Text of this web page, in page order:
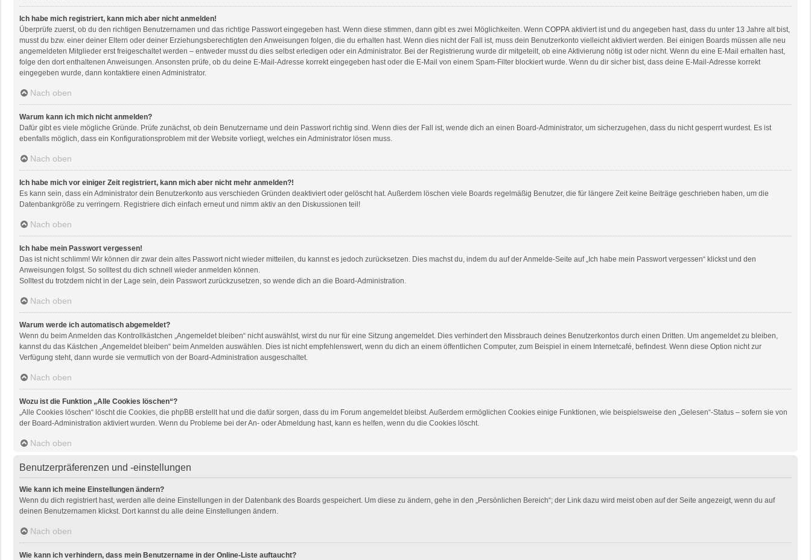
Ich habe mich registriert, kann mich aber nicht anmelden!
Überprüfe zuerst, ob du den richtigen Benutzernamen und das richtige Passwort eingegeben hast. Wenn diese stimmen, dann gibt es zwei Möglichkeiten. Wenn COPPA aktiviert ist und du angegeben hast, dass du unter 13 Jahre alt bist,
musst du bzw. einer deiner Eltern oder deiner Erziehungsberechtigten den Anweisungen folgen, die du erhalten hast. Wenn dies nicht der Fall ist, muss dein Benutzerkonto vielleicht aktiviert werden. Bei einigen Boards müssen alle neu
angemeldeten Mitglieder erst freigeschaltet werden – entweder musst du dies selbst erledigen oder ein Administrator. Bei der Registrierung wurde dir mitgeteilt, ob eine Aktivierung nötig ist oder nicht. Wenn du eine E-Mail erhalten hast,
folge den dort enthaltenen Anweisungen. Ansonsten prüfe, ob du deine E-Mail-Adresse korrekt eingegeben hast oder die E-Mail von einem Spam-Filter blockiert wurde. Wenn du dir sicher bist, dass deine E-Mail-Adresse korrekt
eingegeben wurde, dann kontaktiere einen Administrator.
Nach oben
Warum kann ich mich nicht anmelden?
Dafür gibt es viele mögliche Gründe. Prüfe zunächst, ob dein Benutzername und dein Passwort richtig sind. Wenn dies der Fall ist, wende dich an einen Board-Administrator, um sicherzugehen, dass du nicht gesperrt wurdest. Es ist
ebenfalls möglich, dass ein Konfigurationsproblem mit der Website vorliegt, welches ein Administrator lösen muss.
Nach oben
Ich habe mich vor einiger Zeit registriert, kann mich aber nicht mehr anmelden?!
Es kann sein, dass ein Administrator dein Benutzerkonto aus verschieden Gründen deaktiviert oder gelöscht hat. Außerdem löschen viele Boards regelmäßig Benutzer, die für längere Zeit keine Beiträge geschrieben haben, um die
Datenbankgröße zu verringern. Registriere dich einfach erneut und nimm aktiv an den Diskussionen teil!
Nach oben
Ich habe mein Passwort vergessen!
Das ist nicht schlimm! Wir können dir zwar dein altes Passwort nicht wieder mitteilen, du kannst es jedoch zurücksetzen. Dies machst du, indem du auf der Anmelde-Seite auf „Ich habe mein Passwort vergessen“ klickst und den
Anweisungen folgst. So solltest du dich schnell wieder anmelden können.
Solltest du trotzdem nicht in der Lage sein, dein Passwort zurückzusetzen, so wende dich an die Board-Administration.
Nach oben
Warum werde ich automatisch abgemeldet?
Wenn du beim Anmelden das Kontrollkästchen „Angemeldet bleiben“ nicht auswählst, wirst du nur für eine Sitzung angemeldet. Dies verhindert den Missbrauch deines Benutzerkontos durch einen Dritten. Um angemeldet zu bleiben,
kannst du das Kästchen „Angemeldet bleiben“ beim Anmelden auswählen. Dies ist nicht empfehlenswert, wenn du dich an einem öffentlichen Computer, zum Beispiel in einem Internetcafé, befindest. Wenn diese Option nicht zur
Verfügung steht, dann wurde sie vermutlich von der Board-Administration ausgeschaltet.
Nach oben
Wozu ist die Funktion „Alle Cookies löschen“?
„Alle Cookies löschen“ löscht die Cookies, die phpBB erstellt hat und die dafür sorgen, dass du im Forum angemeldet bleibst. Außerdem ermöglichen Cookies einige Funktionen, wie beispielsweise den „Gelesen“-Status – sofern sie von
der Board-Administration aktiviert wurden. Wenn du Probleme bei der An- oder Abmeldung hast, kann es helfen, wenn du die Cookies löscht.
Nach oben
Benutzerpräferenzen und -einstellungen
Wie kann ich meine Einstellungen ändern?
Wenn du dich registriert hast, werden alle deine Einstellungen in der Datenbank des Boards gespeichert. Um diese zu ändern, gehe in den „Persönlichen Bereich“; der Link dazu wird meist oben auf der Seite angezeigt, wenn du auf
deinen Benutzernamen klickst. Dort kannst du alle deine Einstellungen ändern.
Nach oben
Wie kann ich verhindern, dass mein Benutzername in der Online-Liste auftaucht?